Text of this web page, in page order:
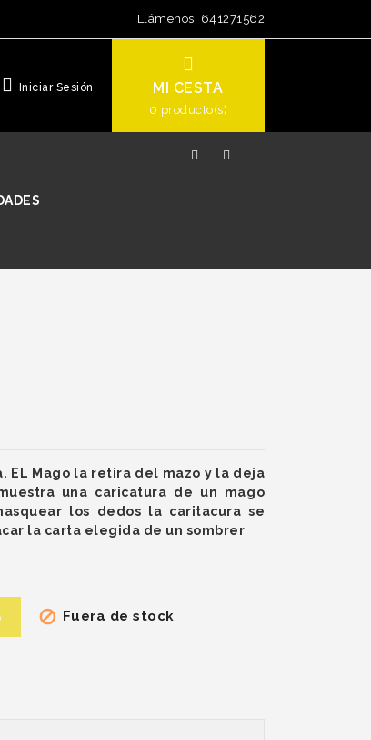
Llámenos: 641271562
MI CESTA
0 producto(s)
Iniciar Sesión
EL Mago la retira del mazo y la deja
una caricatura de un mago
los dedos la caritacura se
la carta elegida de un sombrer
 Fuera de stock